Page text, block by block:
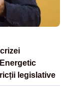
legislative